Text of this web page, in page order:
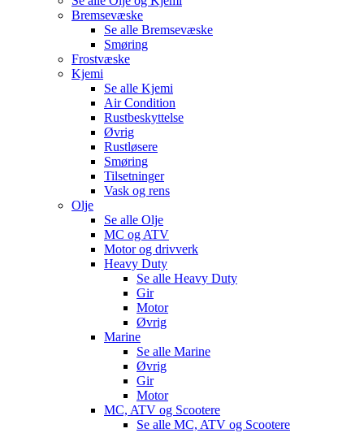
Bremsevæske
Se alle Bremsevæske
Smøring
Frostvæske
Kjemi
Se alle Kjemi
Air Condition
Rustbeskyttelse
Øvrig
Rustløsere
Smøring
Tilsetninger
Vask og rens
Olje
Se alle Olje
MC og ATV
Motor og drivverk
Heavy Duty
Se alle Heavy Duty
Gir
Motor
Øvrig
Marine
Se alle Marine
Øvrig
Gir
Motor
MC, ATV og Scootere
Se alle MC, ATV og Scootere